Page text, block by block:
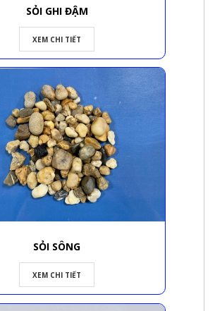
SỎI GHI ĐẬM
XEM CHI TIẾT
SỎI SÔNG
XEM CHI TIẾT